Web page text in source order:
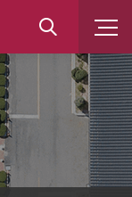
통